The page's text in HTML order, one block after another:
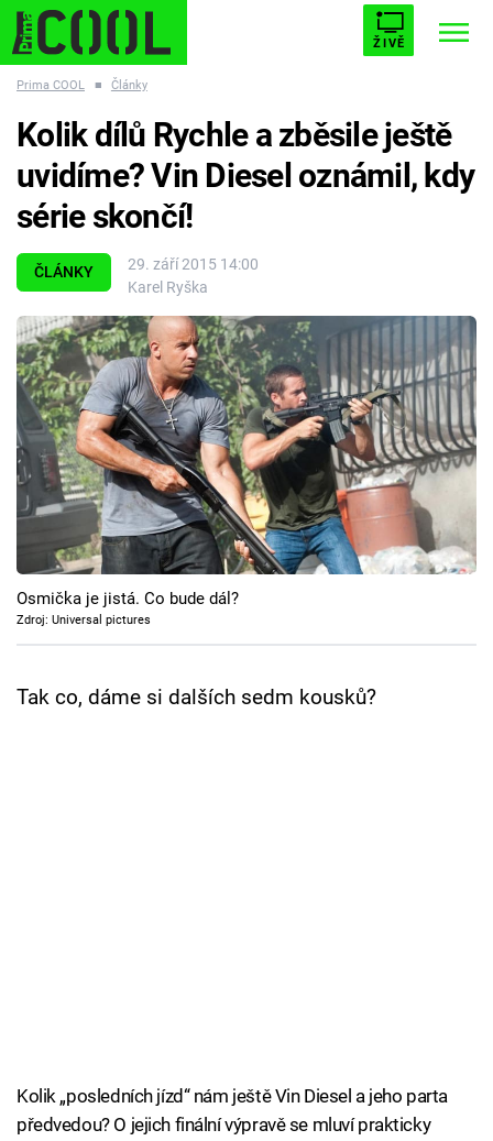
ŽIVĚ
ESCAPE PLNEJ KOTEL AVENGERS 5
Témata
Filmy
Seriály
Hry
Cool Esport
Pořady
TV Program
Prima COOL ■ Články
ČLÁNKY
29. září 2015 14:00
Karel Ryška
Kolik dílů Rychle a zběsile ještě
uvidíme? Vin Diesel oznámil, kdy
série skončí!
Osmička je jistá. Co bude dál?
Zdroj: Universal pictures
Tak co, dáme si dalších sedm kousků?
Kolik „posledních jízd“ nám ještě Vin Diesel a jeho parta
předvedou? O jejich finální výpravě se mluví prakticky